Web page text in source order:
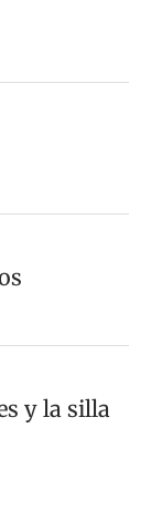
y la silla